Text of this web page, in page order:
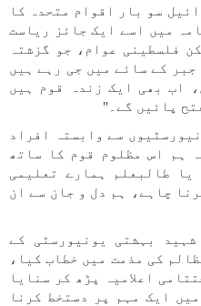
سو بار اقوام متحدہ کا
میں اسے ایک جائز ریاست
فلسطینی عوام، جو گزشتہ
کے سائے میں جی رہے ہیں
اب بھی ایک زندہ قوم ہیں
پائیں گے۔"
سے وابستہ افراد
ہم اس مظلوم قوم کا ساتھ
طالبعلم ہمارے تعلیمی
چاہے، ہم دل و جان سے ان
بہشتی یونیورسٹی کے
کی مذمت میں خطاب کیا،
اعلامیہ پڑھ کر سنایا
ایک مہم پر دستخط کرنا